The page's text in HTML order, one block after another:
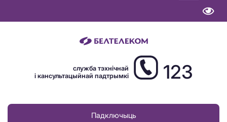
служба тэхнічнай
і кансультацыйнай падтрымкі
123
Падключыць